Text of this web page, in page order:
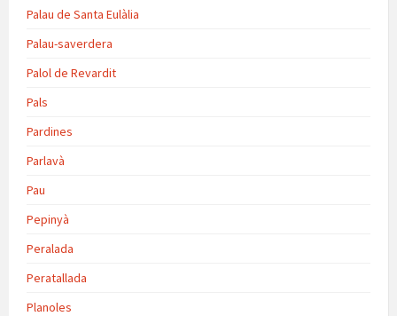
Palau de Santa Eulàlia
Palau-saverdera
Palol de Revardit
Pals
Pardines
Parlavà
Pau
Pepinyà
Peralada
Peratallada
Planoles